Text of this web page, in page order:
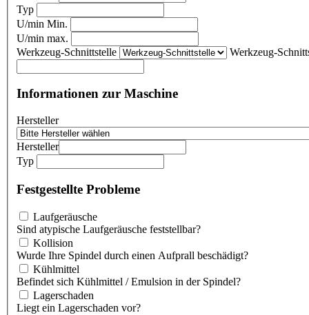
Typ
U/min Min.
U/min max.
Werkzeug-Schnittstelle
Werkzeug-
Informationen zur Maschine
Hersteller
Hersteller
Typ
Festgestellte Probleme
Laufgeräusche
Sind atypische Laufgeräusche feststellbar?
Kollision
Wurde Ihre Spindel durch einen Aufprall beschädigt?
Kühlmittel
Befindet sich Kühlmittel / Emulsion in der Spindel?
Lagerschaden
Liegt ein Lagerschaden vor?